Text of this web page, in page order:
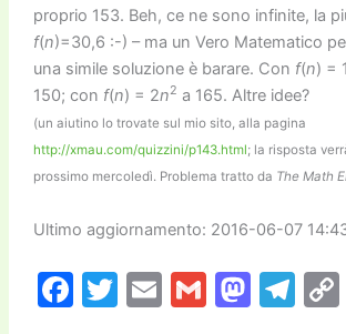
proprio 153. Beh, ce ne sono infinite, la
f(n)=30,6 :-) – ma un Vero Matematico
una simile soluzione è barare. Con f(n) =
150; con f(n) = 2n2 a 165. Altre idee?
(un aiutino lo trovate sul mio sito, alla pagina
http://xmau.com/quizzini/p143.html; la risposta
prossimo mercoledì. Problema tratto da The Math
Ultimo aggiornamento: 2016-06-07
F T E G M T